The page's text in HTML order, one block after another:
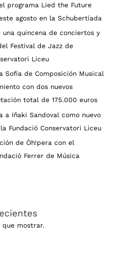
programa Lied the Future
agosto en la Schubertíada
una quincena de conciertos y
Festival de Jazz de
Liceu
Sofía de Composición Musical
con dos nuevos
total de 175.000 euros
a Iñaki Sandoval como nuevo
Fundació Conservatori Liceu
de Òh!pera con el
Ferrer de Música
que mostrar.